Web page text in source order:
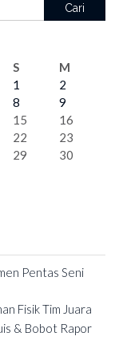
Cari
S
M
1
2
8
9
15
16
22
23
29
30
Pentas Seni
Fisik Tim Juara
& Bobot Rapor